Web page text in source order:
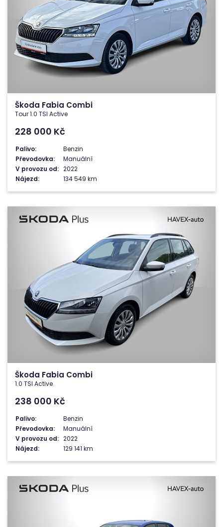
Škoda Fabia Combi
Tour 1.0 TSI Active
228 000 Kč
Palivo:
Benzin
Převodovka:
Manuální
V provozu od: 2022
Nájezd:
134 549 km
Škoda Fabia Combi
1.0 TSI Active
238 000 Kč
Palivo:
Benzin
Převodovka:
Manuální
V provozu od: 2022
Nájezd:
129 141 km